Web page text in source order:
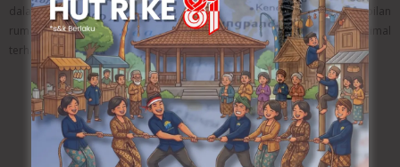
dalam jangka waktu yang panjang. Dengan memilih cat yang tepat, tampilan
rumah akan tetap menarik sekaligus memberikan perlindungan optimal
terhadap dinding bangunan.
Baca Juga:Jasa Pasang Plafon Profesional untuk
Renovasi dan Bangun Baru